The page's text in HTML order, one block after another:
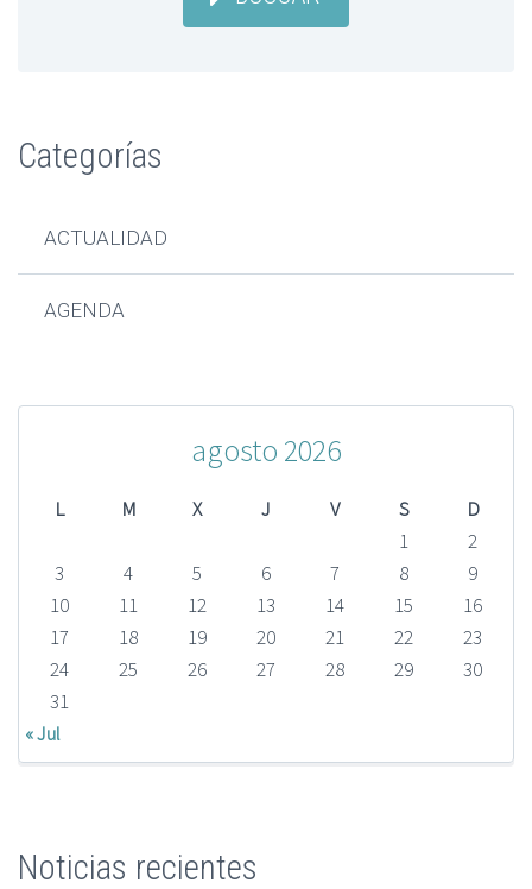
Categorías
ACTUALIDAD
AGENDA
agosto 2026
L M X J V S
D
1
2
3
4 5 6 7 8
9
10
11 12 13 14 15
16
17
18 19 20 21 22
23
24
25 26 27 28 29
30
31
« Jul
Noticias recientes